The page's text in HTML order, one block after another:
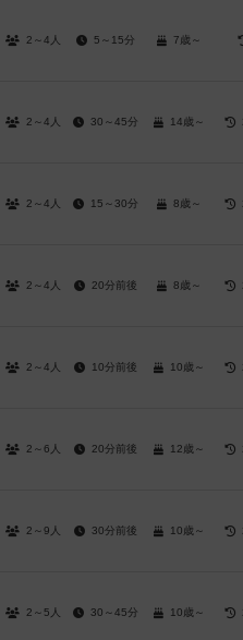
2～4人 5～15分 7歳～
2～4人 30～45分 14歳～
2～4人 15～30分 8歳～
2～4人 20分前後 8歳～
2～4人 10分前後 10歳～
2～6人 20分前後 12歳～
2～9人 30分前後 10歳～
2～5人 30～45分 10歳～